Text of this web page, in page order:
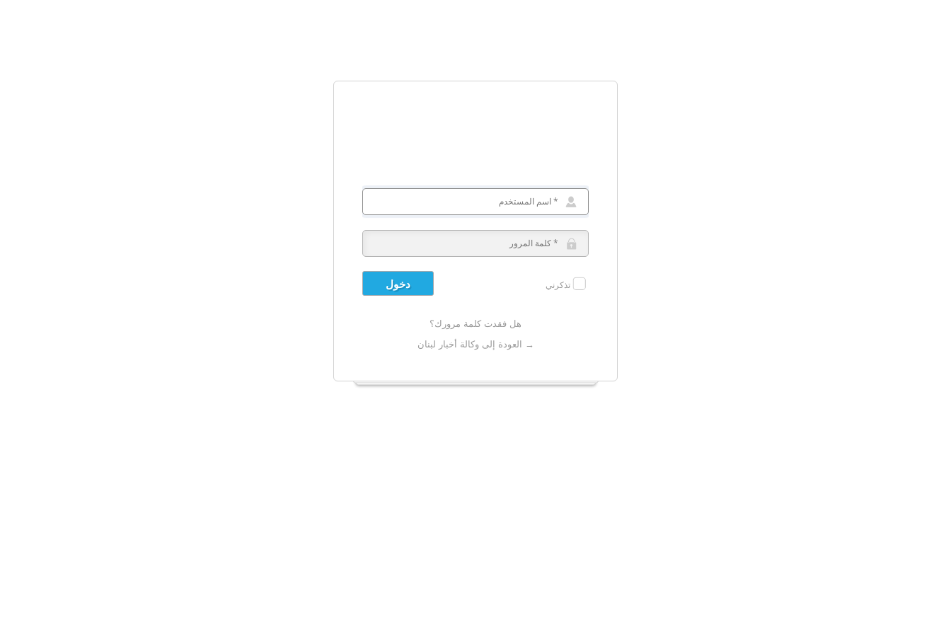
تذكرني
هل فقدت كلمة مرورك؟
→ العودة إلى وكالة أخبار لبنان